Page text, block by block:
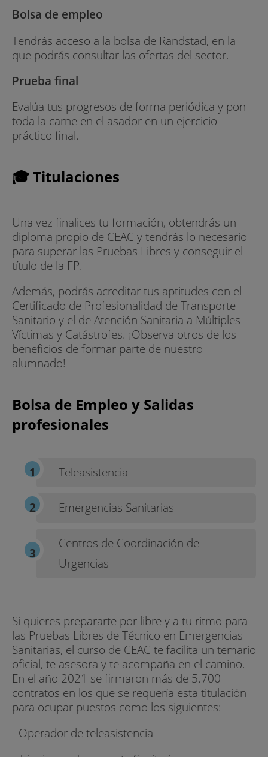
Bolsa de empleo
Tendrás acceso a la bolsa de Randstad, en la
que podrás consultar las ofertas del sector.
Prueba final
Evalúa tus progresos de forma periódica y pon
toda la carne en el asador en un ejercicio
práctico final.
🎓 Titulaciones
Una vez finalices tu formación, obtendrás un
diploma propio de CEAC y tendrás lo necesario
para superar las Pruebas Libres y conseguir el
título de la FP.
Además, podrás acreditar tus aptitudes con el
Certificado de Profesionalidad de Transporte
Sanitario y el de Atención Sanitaria a Múltiples
Víctimas y Catástrofes. ¡Observa otros de los
beneficios de formar parte de nuestro
alumnado!
Bolsa de Empleo y Salidas
profesionales
Teleasistencia
Emergencias Sanitarias
Centros de Coordinación de
Urgencias
Si quieres prepararte por libre y a tu ritmo para
las Pruebas Libres de Técnico en Emergencias
Sanitarias, el curso de CEAC te facilita un temario
oficial, te asesora y te acompaña en el camino.
En el año 2021 se firmaron más de 5.700
contratos en los que se requería esta titulación
para ocupar puestos como los siguientes:
- Operador de teleasistencia